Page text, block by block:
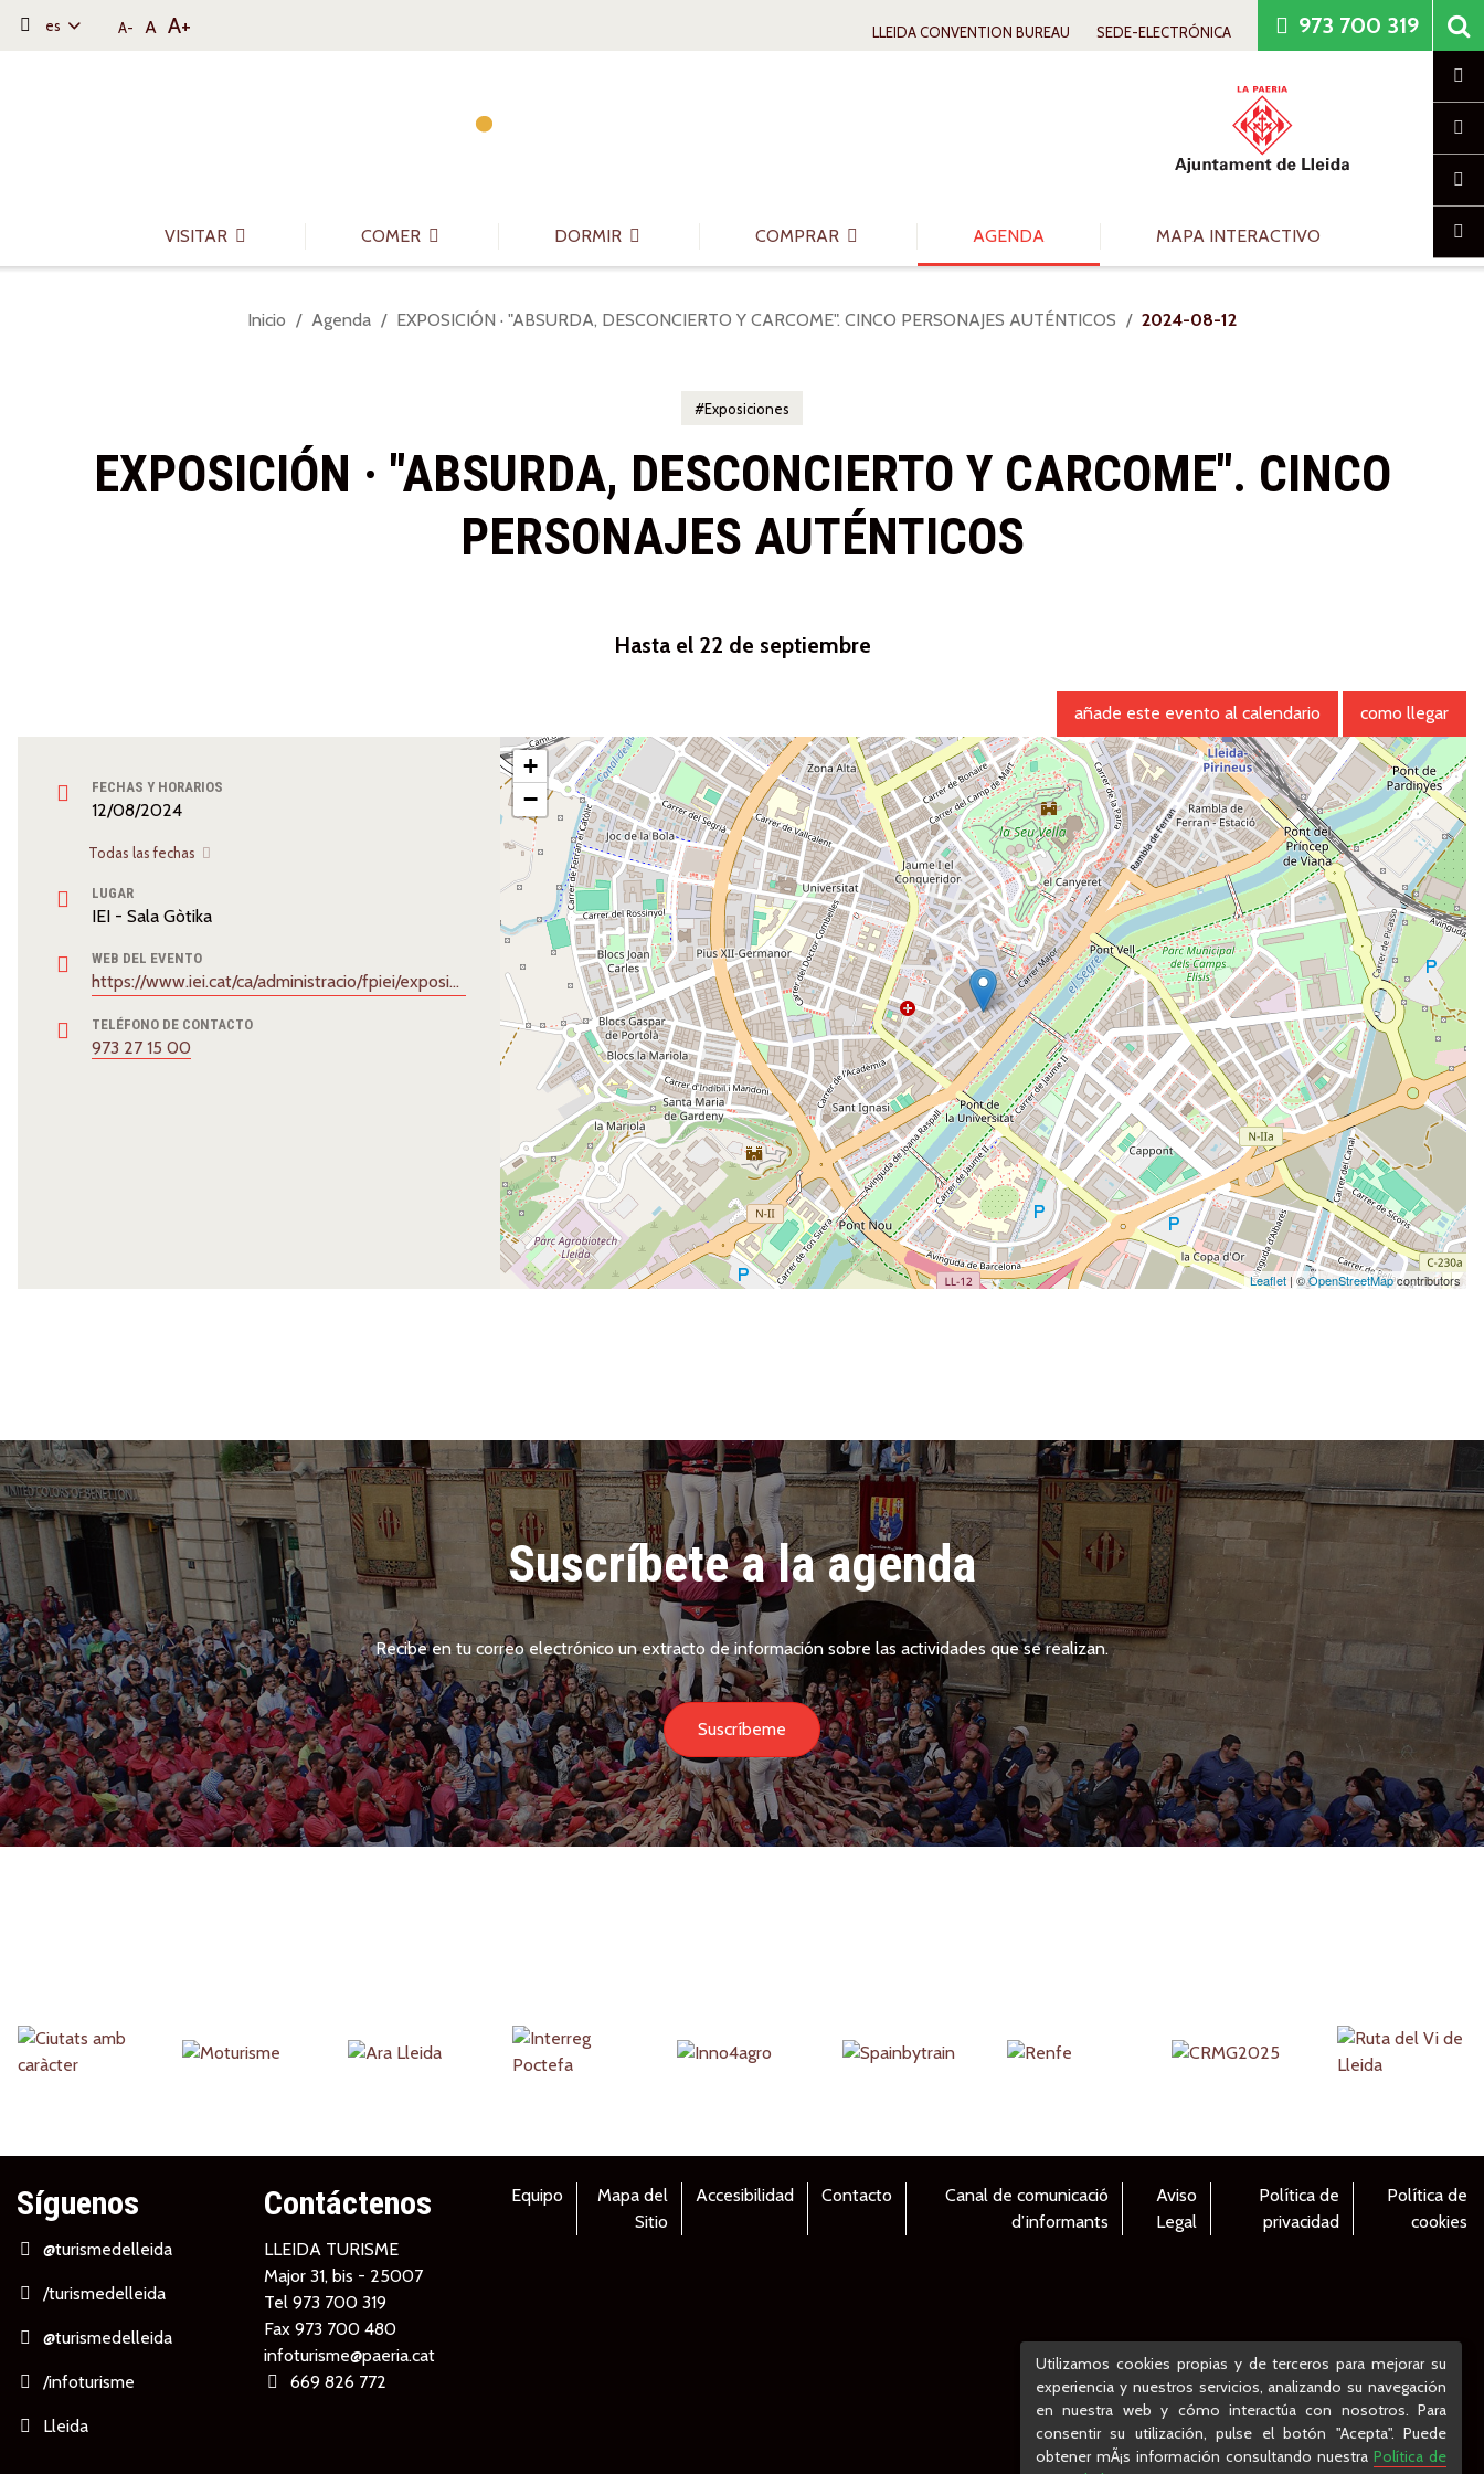
es A- A A+ LLEIDA CONVENTION BUREAU SEDE-ELECTRÓNICA 973 700 319
VISITAR COMER DORMIR COMPRAR AGENDA MAPA INTERACTIVO
Usted
Inicio Agenda EXPOSICIÓN · "ABSURDA, DESCONCIERTO Y CARCOME". CINCO PERSONAJES AUTÉNTICOS 2024-08-12
Exposiciones
EXPOSICIÓN · "ABSURDA, DESCONCIERTO Y CARCOME". CINCO
PERSONAJES AUTÉNTICOS
Hasta el 22 de septiembre
FECHAS Y HORARIOS
12/08/2024
Todas las fechas
LUGAR
IEI - Sala Gòtika
WEB DEL EVENTO
https://www.iei.cat/ca/administracio/fpiei/exposicions/110789/absurda-desconcierto-i-carcome-cinc-personatges-autentics/3459.html
TELÉFONO DE CONTACTO
973 27 15 00
añade este evento al calendario como llegar
+
−
Leaflet| ©OpenStreetMapcontributors
Suscríbete a la agenda
Recibe en tu correo electrónico un extracto de información sobre las actividades que se realizan.
Suscríbeme
Partners
Síguenos
@turismedelleida
/turismedelleida
@turismedelleida
/infoturisme
Lleida
Contáctenos
LLEIDA TURISME
Major 31, bis - 25007
Tel 973 700 319
Fax 973 700 480
infoturisme@paeria.cat
669 826 772
Equipo
Mapa del
Sitio
Accesibilidad Contacto
Canal de comunicació
d’informants
Aviso
Legal
Política de
privacidad
Política de
cookies
Utilizamos cookies propias y de terceros para mejorar su
experiencia y nuestros servicios, analizando su navegación
en nuestra web y cómo interactúa con nosotros. Para
consentir su utilización, pulse el botón "Acepta". Puede
obtener mÃ¡s información consultando nuestra Política de